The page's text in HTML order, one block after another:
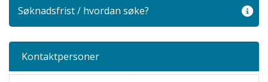
Søknadsfrist / hvordan søke?
Kontaktpersoner